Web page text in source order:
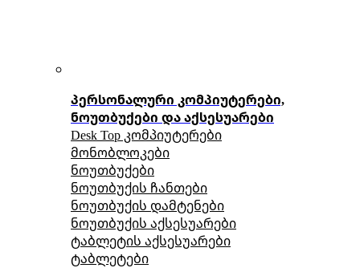
პერსონალური კომპიუტერები,
ნოუთბუქები და აქსესუარები
Desk Top კომპიუტერები
მონობლოკები
ნოუთბუქები
ნოუთბუქის ჩანთები
ნოუთბუქის დამტენები
ნოუთბუქის აქსესუარები
ტაბლეტის აქსესუარები
ტაბლეტები